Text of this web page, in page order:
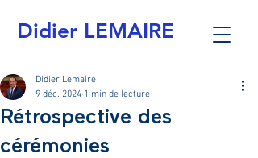
Didier LEMAIRE
Rétrospective des
cérémonies
Didier Lemaire
9 déc. 2024 1 min de lecture